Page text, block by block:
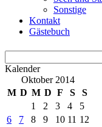
Sonstige
Kontakt
Gästebuch
Kalender
Oktober 2014
M D M D F S
S
1
2 3 4
5
6
7 8 9 10 11 12